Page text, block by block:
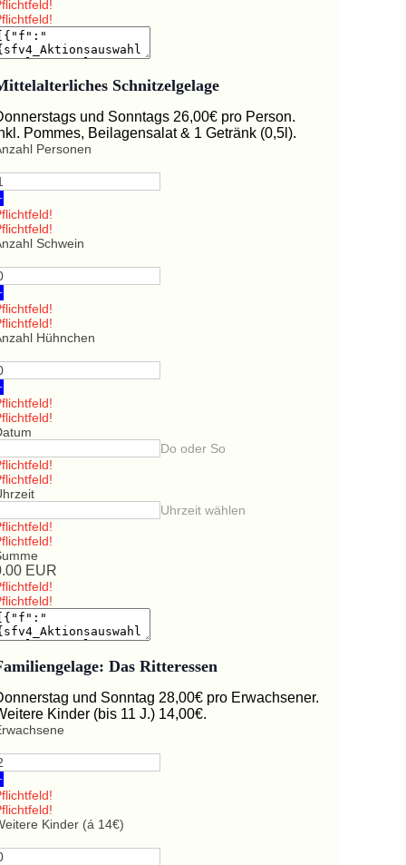
Schnitzelgelage
und Sonntags 26,00€ pro Person.
Pommes, Beilagensalat & 1 Getränk (0,5l).
Personen
Schwein
Hühnchen
Do oder So
Uhrzeit wählen
EUR
Das Ritteressen
und Sonntag 28,00€ pro Erwachsener.
Kinder (bis 11 J.) 14,00€.
Kinder (á 14€)